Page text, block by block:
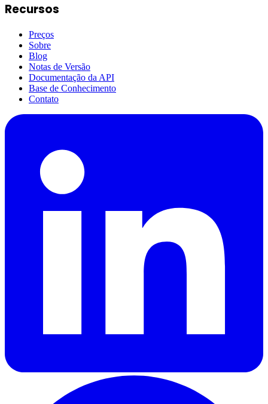
Recursos
Preços
Sobre
Blog
Notas de Versão
Documentação da API
Base de Conhecimento
Contato